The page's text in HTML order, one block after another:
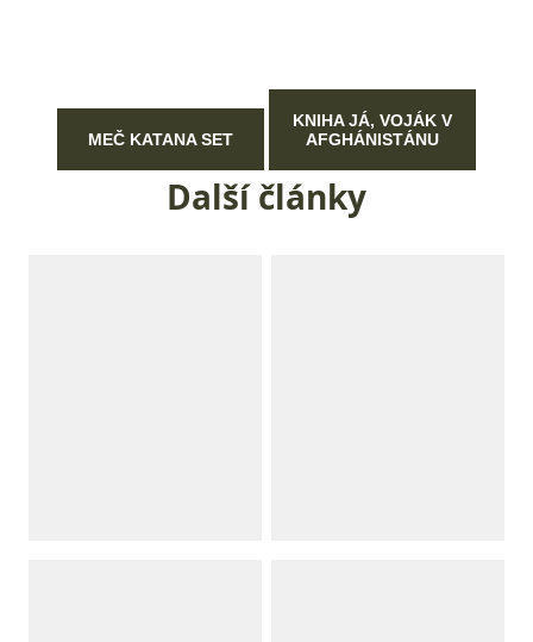
MEČ KATANA SET
KNIHA JÁ, VOJÁK V
AFGHÁNISTÁNU
Další články